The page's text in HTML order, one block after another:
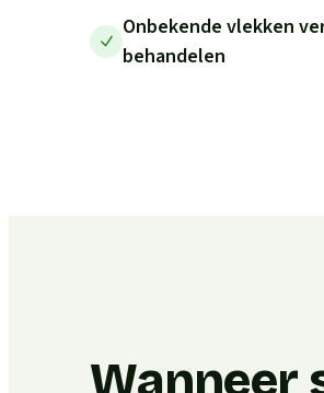
Onbekende vlekken
behandelen
Wanneer